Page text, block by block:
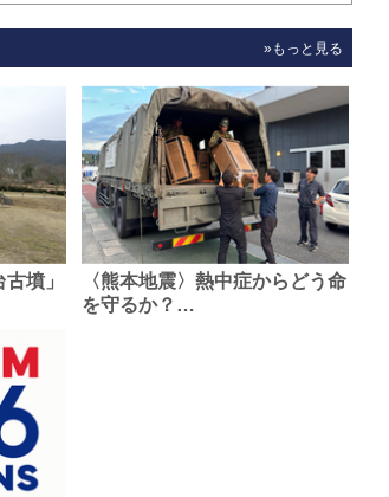
»もっと見る
墳」
〈熊本地震〉熱中症からどう命
を守るか？…